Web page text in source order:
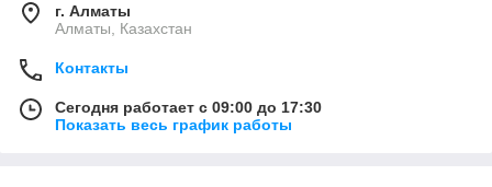
г. Алматы
Алматы, Казахстан
Контакты
Сегодня работает с 09:00 до 17:30
Показать весь график работы